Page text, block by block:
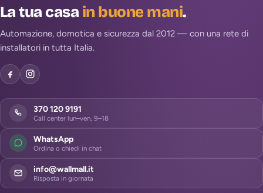
La tua casain buone mani.
Automazione, domotica e sicurezza dal 2012 — con una rete di
installatori in tutta Italia.
370 120 9191
Call center lun–ven, 9–18
WhatsApp
Ordina o chiedi in chat
info@wallmall.it
Risposta in giornata